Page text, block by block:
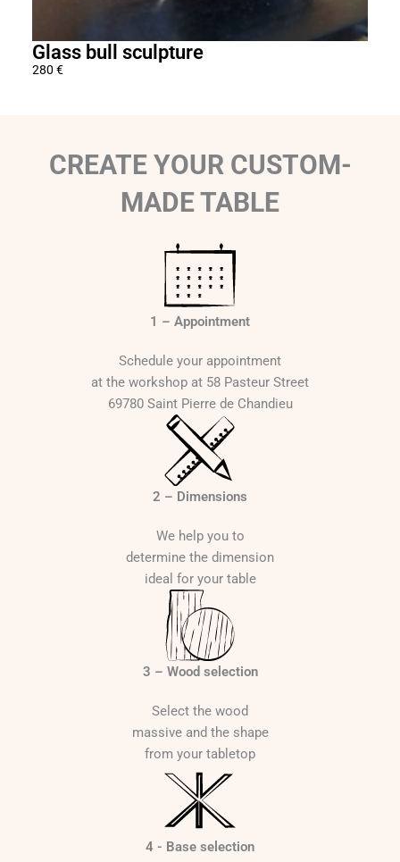
Glass bull sculpture
280 €
CREATE YOUR CUSTOM-
MADE TABLE
1 – Appointment
Schedule your appointment
at the workshop at 58 Pasteur Street
69780 Saint Pierre de Chandieu
2 – Dimensions
We help you to
determine the dimension
ideal for your table
3 – Wood selection
Select the wood
massive and the shape
from your tabletop
4 - Base selection